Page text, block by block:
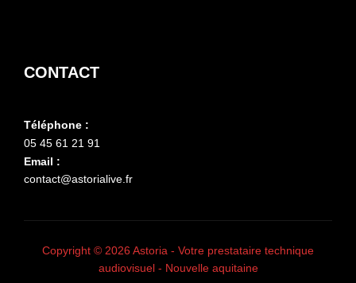
CONTACT
Téléphone :
05 45 61 21 91
Email :
contact@astorialive.fr
Copyright © 2026 Astoria - Votre prestataire technique
audiovisuel - Nouvelle aquitaine